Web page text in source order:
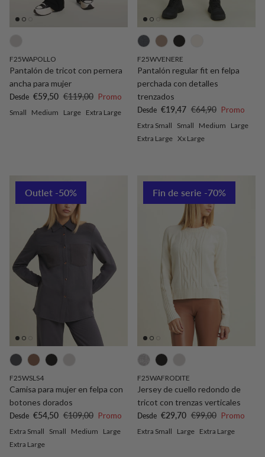
F25WAPOLLO
Pantalón de tricot con pernera
ancha para mujer
Precio de venta
Desde €59,50 Precio normal
€119,00 Promo
Small Medium Large Extra Large
F25WVENERE
Pantalón regular fit en felpa
perchada con detalles
trenzados
Precio de venta
Desde €19,47 Precio normal
€64,90 Promo
Extra Small Small Medium
Large
Extra Large Xx Large
Outlet -50%
F25WSLS4
Camisa para mujer en felpa con
botones dorados
Precio de venta
Desde €54,50 Precio normal
€109,00 Promo
Extra Small Small Medium
Large
Extra Large
Fin de serie -70%
F25WAFRODITE
Jersey de cuello redondo de
tricot con trenzas verticales
Precio de venta
Desde €29,70 Precio normal
€99,00 Promo
Extra Small Large Extra Large